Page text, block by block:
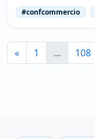
#confcommercio
« 1 ... 108